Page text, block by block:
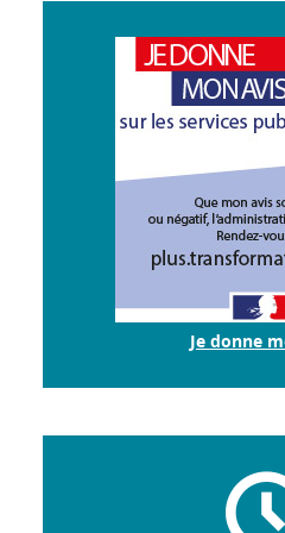
Je donne